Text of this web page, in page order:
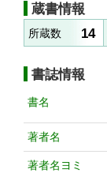
蔵書情報
所蔵数 14
書誌情報
書名
著者名
著者名ヨミ